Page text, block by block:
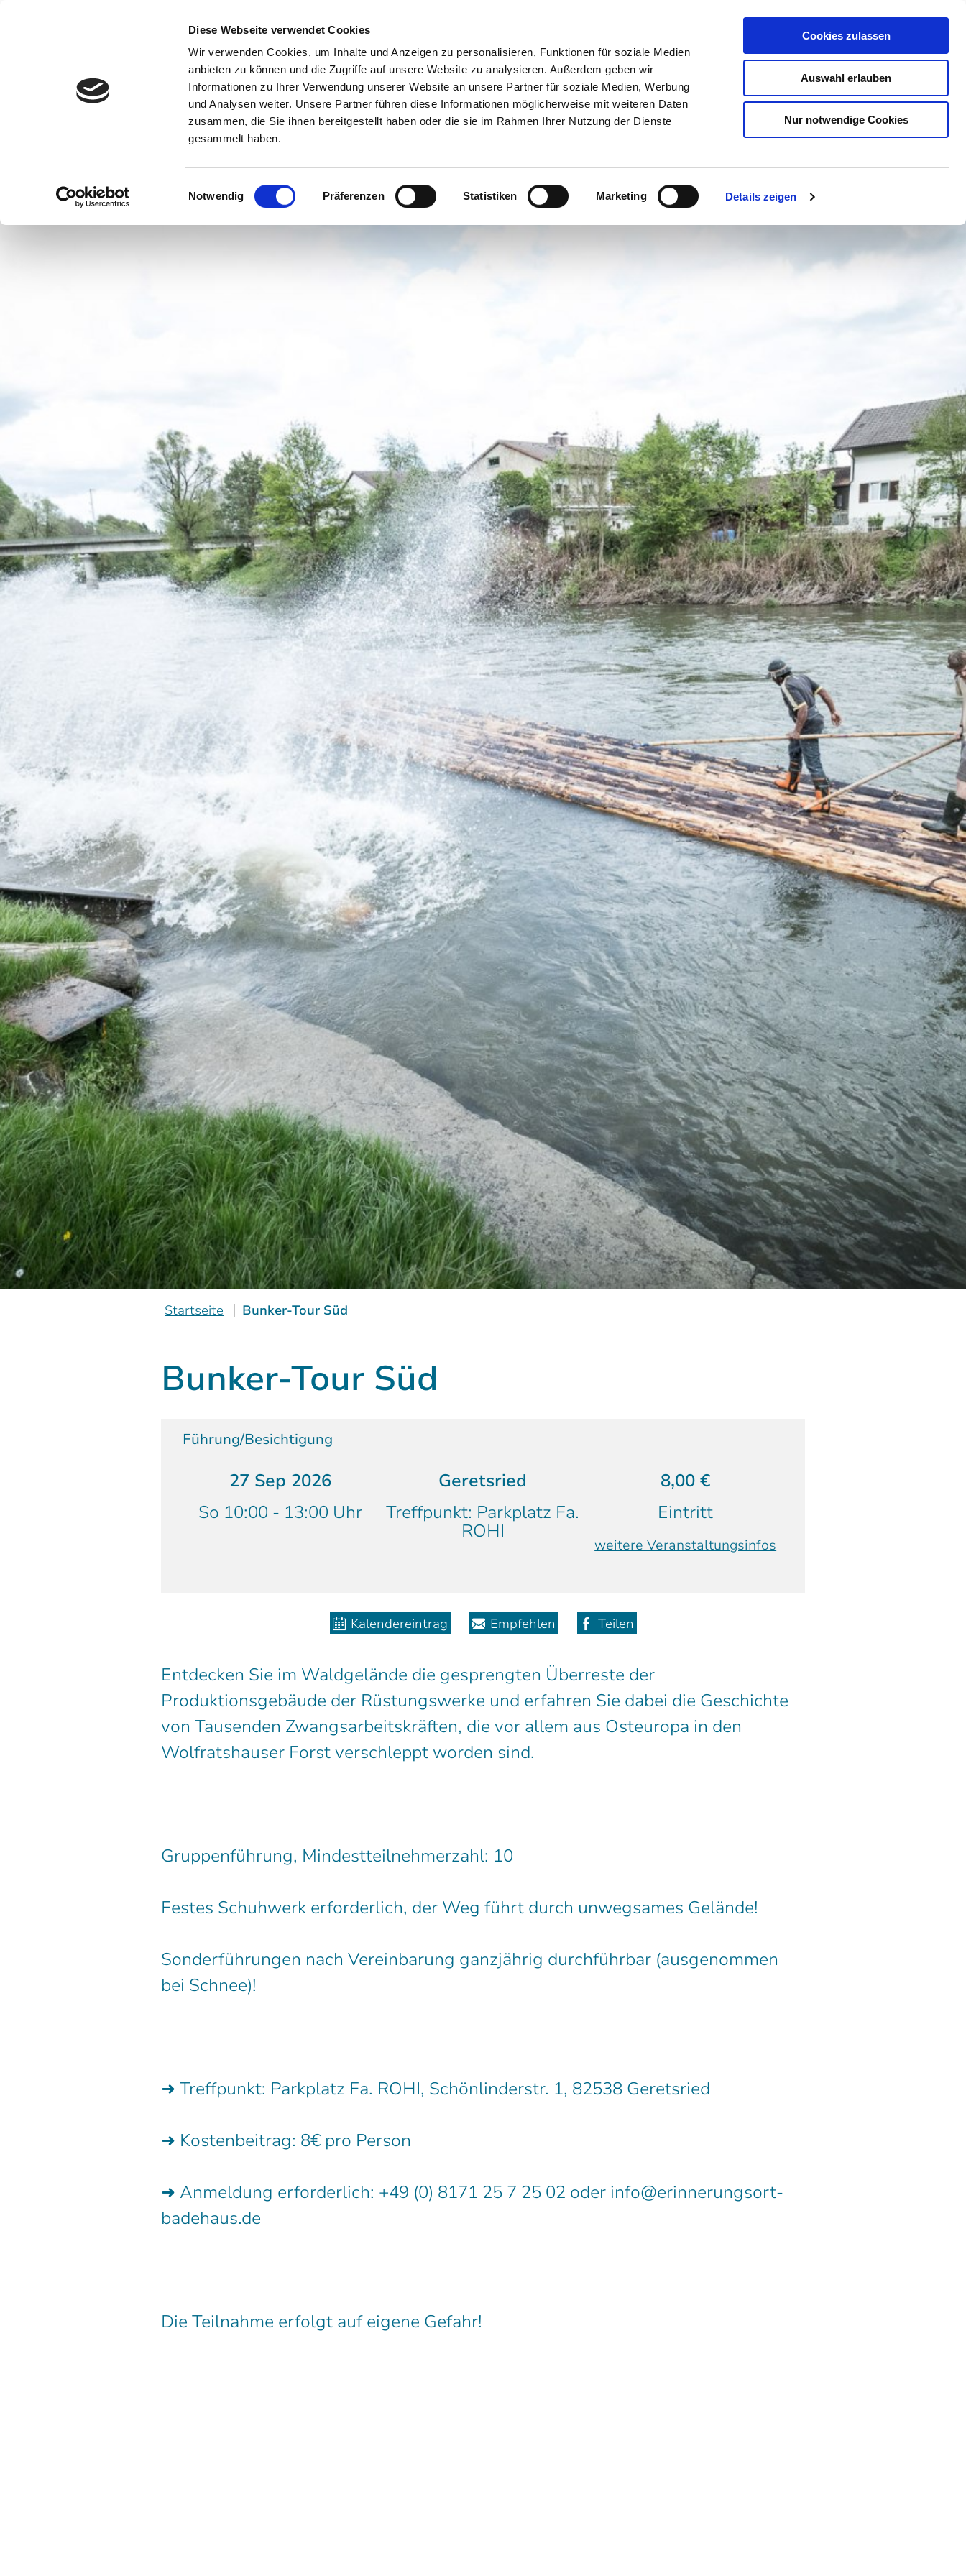
Diese Webseite verwendet Cookies
Wir verwenden Cookies, um Inhalte und Anzeigen zu personalisieren, Funktionen für soziale Medien
anbieten zu können und die Zugriffe auf unsere Website zu analysieren. Außerdem geben wir
Informationen zu Ihrer Verwendung unserer Website an unsere Partner für soziale Medien, Werbung
und Analysen weiter. Unsere Partner führen diese Informationen möglicherweise mit weiteren Daten
zusammen, die Sie ihnen bereitgestellt haben oder die sie im Rahmen Ihrer Nutzung der Dienste
gesammelt haben.
Einwilligungsauswahl
Notwendig Präferenzen Statistiken Marketing Details zeigen
Cookies zulassen
Auswahl erlauben
Nur notwendige Cookies
BUCHEN SUCHE
Startseite Bunker-Tour Süd
Bunker-Tour Süd
Führung/Besichtigung
27 Sep 2026
So 10:00 - 13:00 Uhr
Geretsried
Treffpunkt: Parkplatz Fa.
ROHI
8,00 €
Eintritt
weitere Veranstaltungsinfos
Kalendereintrag Empfehlen Teilen
Entdecken Sie im Waldgelände die gesprengten Überreste der
Produktionsgebäude der Rüstungswerke und erfahren Sie dabei die Geschichte
von Tausenden Zwangsarbeitskräften, die vor allem aus Osteuropa in den
Wolfratshauser Forst verschleppt worden sind.
Gruppenführung, Mindestteilnehmerzahl: 10
Festes Schuhwerk erforderlich, der Weg führt durch unwegsames Gelände!
Sonderführungen nach Vereinbarung ganzjährig durchführbar (ausgenommen
bei Schnee)!
➜ Treffpunkt: Parkplatz Fa. ROHI, Schönlinderstr. 1, 82538 Geretsried
➜ Kostenbeitrag: 8€ pro Person
➜ Anmeldung erforderlich: +49 (0) 8171 25 7 25 02 oder info@erinnerungsort-
badehaus.de
Die Teilnahme erfolgt auf eigene Gefahr!